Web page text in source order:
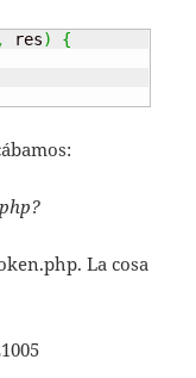
, res)
{
La cosa